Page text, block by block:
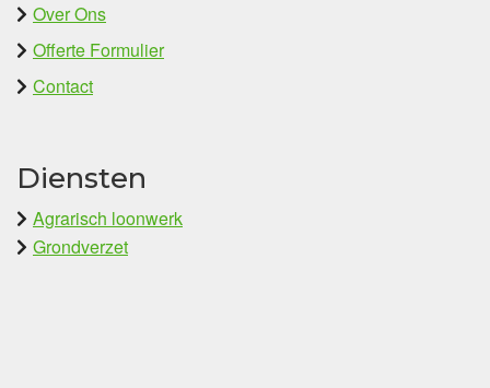
Over Ons
Offerte Formulier
Contact
Diensten
Agrarisch loonwerk
Grondverzet